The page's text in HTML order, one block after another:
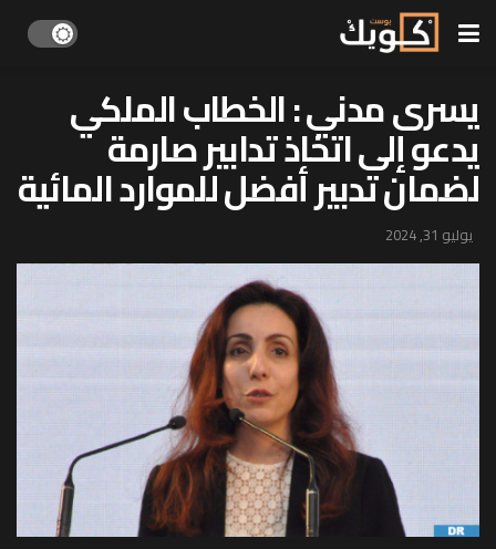
يسرى مدني : الخطاب الملكي
يدعو إلى اتخاذ تدابير صارمة
لضمان تدبير أفضل للموارد المائية
يوليو 31, 2024